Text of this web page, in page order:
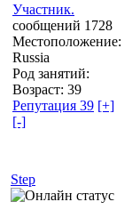
Участник.
сообщений 1728
Местоположение:
Russia
Род занятий:
Возраст: 39
Репутация 39 [+]
[-]
Step